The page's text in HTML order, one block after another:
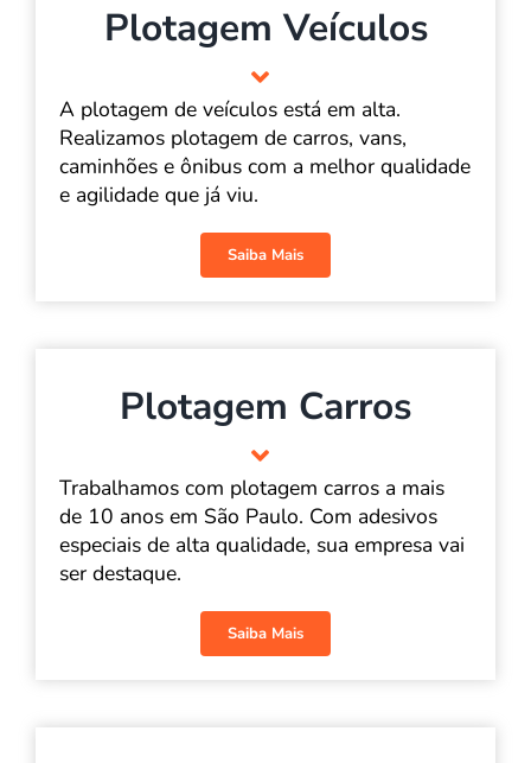
Plotagem Veículos
A plotagem de veículos está em alta.
Realizamos plotagem de carros, vans,
caminhões e ônibus com a melhor qualidade
e agilidade que já viu.
Saiba Mais
Plotagem Carros
Trabalhamos com plotagem carros a mais
de 10 anos em São Paulo. Com adesivos
especiais de alta qualidade, sua empresa vai
ser destaque.
Saiba Mais